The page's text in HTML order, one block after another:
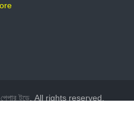
টুডে. All rights reserved.